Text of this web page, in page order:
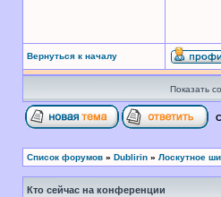
Вернуться к началу
Показать
Список форумов » Dublirin » Лоскутное
Кто сейчас на конференции